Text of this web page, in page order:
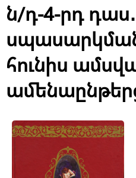
ն/դ-4-րդ դաս․
հունիս